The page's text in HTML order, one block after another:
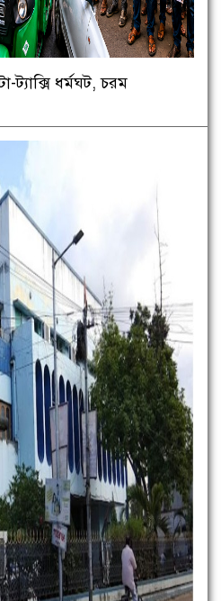
ট্যাক্সি ধর্মঘট, চরম